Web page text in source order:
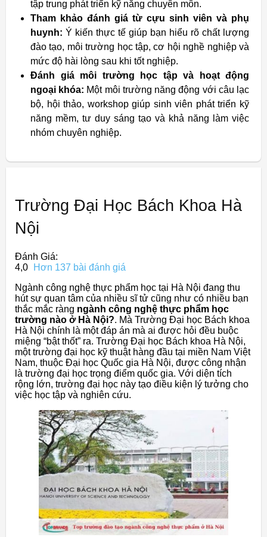
tập trung phát triển kỹ năng chuyên môn.
Tham khảo đánh giá từ cựu sinh viên và phụ
huynh: Ý kiến thực tế giúp bạn hiểu rõ chất lượng
đào tạo, môi trường học tập, cơ hội nghề nghiệp và
mức độ hài lòng sau khi tốt nghiệp.
Đánh giá môi trường học tập và hoạt động
ngoại khóa: Một môi trường năng động với câu lạc
bộ, hội thảo, workshop giúp sinh viên phát triển kỹ
năng mềm, tư duy sáng tạo và khả năng làm việc
nhóm chuyên nghiệp.
Trường Đại Học Bách Khoa Hà
Nội
Đánh Giá:
4,0
Hơn 137 bài đánh giá
Ngành công nghệ thực phẩm học tại Hà Nội đang thu
hút sự quan tâm của nhiều sĩ tử cũng như có nhiều bạn
thắc mắc ràng ngành công nghệ thực phẩm học
trường nào ở Hà Nội?. Mà Trường Đại học Bách khoa
Hà Nội chính là một đáp án mà ai được hỏi đều buộc
miệng “bật thốt” ra. Trường Đại học Bách khoa Hà Nội,
một trường đại học kỹ thuật hàng đầu tại miền Nam Việt
Nam, thuộc Đại học Quốc gia Hà Nội, được công nhận
là trường đại học trọng điểm quốc gia. Với diện tích
rộng lớn, trường đại học này tạo điều kiện lý tưởng cho
việc học tập và nghiên cứu.